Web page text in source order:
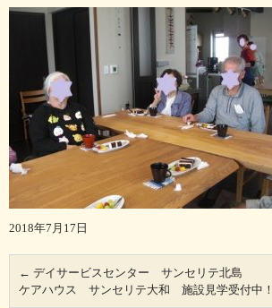
2018年7月17日
← デイサービスセンター サンセリテ北島
ケアハウス サンセリテ大和 施設見学受付中！